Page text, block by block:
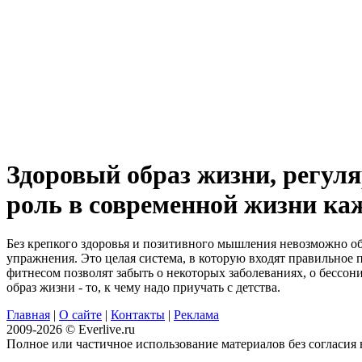
Здоровый образ жизни,
роль в современной жизни
Без крепкого здоровья и позитивного мышления невозможно
упражнения. Это целая система, в которую входят
фитнесом позволят забыть о некоторых заболеваниях, о
образ жизни - то, к чему надо приучать с детства.
Главная | О сайте | Контакты | Реклама
2009-2026 © Everlive.ru
Полное или частичное использование материалов без